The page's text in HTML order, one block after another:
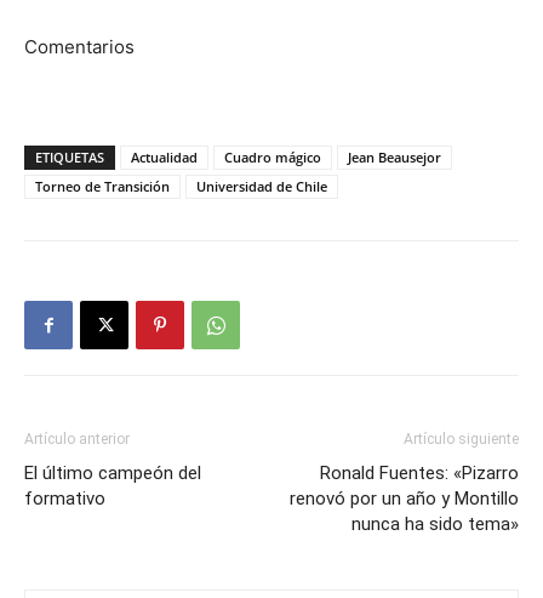
Comentarios
ETIQUETAS Actualidad Cuadro mágico
Jean Beausejor
Torneo de Transición
Universidad de Chile
Artículo anterior
El último campeón del
formativo
Artículo siguiente
Ronald Fuentes: «Pizarro
renovó por un año y Montillo
nunca ha sido tema»